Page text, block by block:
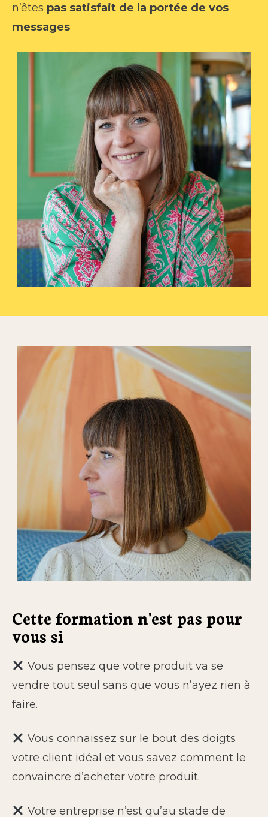
n’êtes pas satisfait de la portée de vos
messages
Cette formation n'est pas pour
vous si
Vous pensez que votre produit va se
vendre tout seul sans que vous n’ayez rien à
faire.
Vous connaissez sur le bout des doigts
votre client idéal et vous savez comment le
convaincre d’acheter votre produit.
Votre entreprise n’est qu’au stade de